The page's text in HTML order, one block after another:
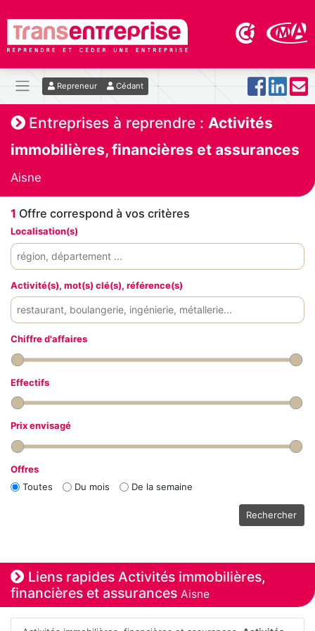
Repreneur Cédant
Entreprises à reprendre : Activités
immobilières, financières et assurances
Aisne
1 Offre correspond à vos critères
Localisation(s)
Activité(s), mot(s) clé(s), référence(s)
Chiffre d'affaires
Effectifs
Prix envisagé
Offres
Toutes
Du mois De la semaine
Rechercher
Liens rapides Activités immobilières,
financières et assurances Aisne